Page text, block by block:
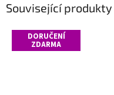
Související produkty
DORUČENÍ
ZDARMA